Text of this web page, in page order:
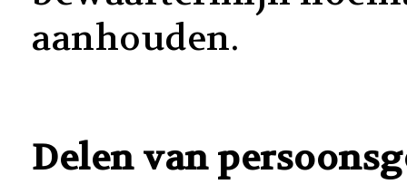
aanhouden.
Delen van